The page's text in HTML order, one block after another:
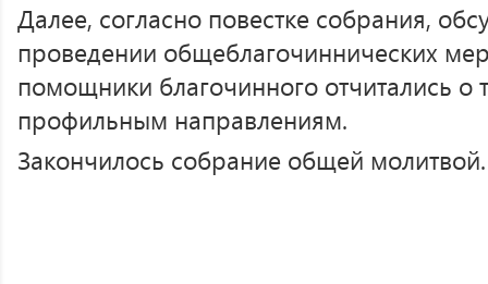
Далее, согласно повестке собрания,
проведении общеблагочиннических
помощники благочинного отчитались о
профильным направлениям.
Закончилось собрание общей молитвой.